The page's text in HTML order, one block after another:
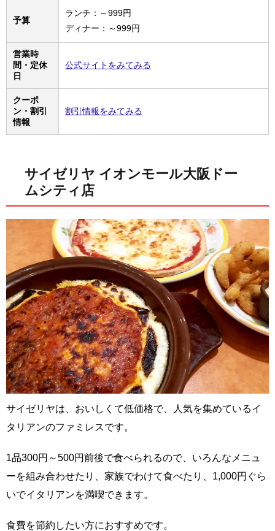
予算
ランチ：～999円
ディナー：～999円
営業時
間・定休
日
公式サイトをみてみる
クーポ
ン・割引
情報
割引情報をみてみる
サイゼリヤ イオンモール大阪ドー
ムシティ店
サイゼリヤは、おいしくて低価格で、人気を集めているイ
タリアンのファミレスです。
1品300円～500円前後で食べられるので、いろんなメニュ
ーを組み合わせたり、家族でわけて食べたり、1,000円ぐら
いでイタリアンを満喫できます。
食費を節約したい方におすすめです。